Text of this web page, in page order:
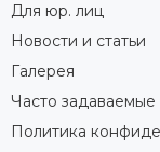
Для юр. лиц
Новости и статьи
Галерея
Часто
Политика